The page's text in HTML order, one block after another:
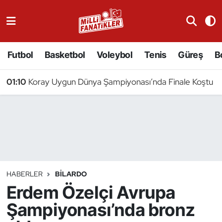
Futbol Basketbol Voleybol Tenis Güreş
01:10 Koray Uygun Dünya Şampiyonası’nda Finale Koştu
HABERLER BILARDO
Erdem Özelçi Avrupa
Şampiyonası’nda bronz
Badminton
Binicilik
Bisiklet